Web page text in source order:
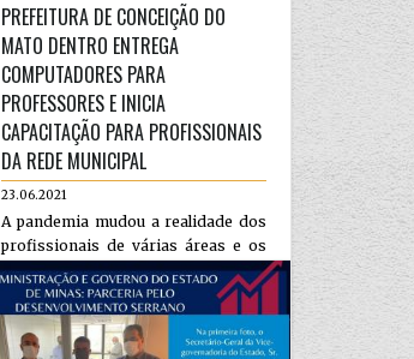
PREFEITURA DE CONCEIÇÃO DO
MATO DENTRO ENTREGA
COMPUTADORES PARA
PROFESSORES E INICIA
CAPACITAÇÃO PARA PROFISSIONAIS
DA REDE MUNICIPAL
23.06.2021
A pandemia mudou a realidade dos
profissionais de várias áreas e os
educadores estão entre os mais
afetados. Com as aulas presenc...